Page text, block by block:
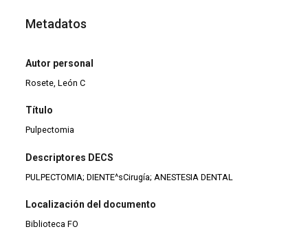
Metadatos
Autor personal
Rosete, León C
Título
Pulpectomia
Descriptores DECS
PULPECTOMIA; DIENTE^sCirugía; ANESTESIA DENTAL
Localización del documento
Biblioteca FO